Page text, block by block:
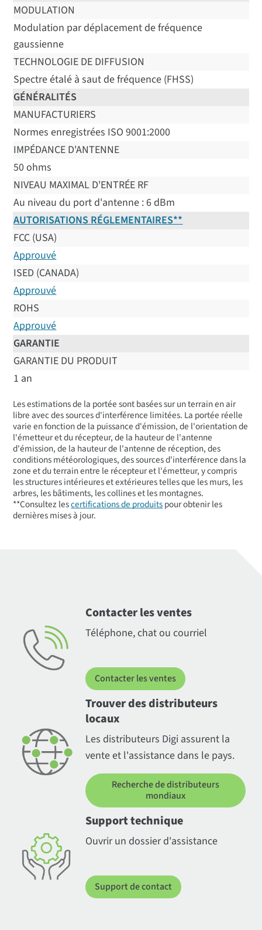
MODULATION
Modulation par déplacement de fréquence
gaussienne
TECHNOLOGIE DE DIFFUSION
Spectre étalé à saut de fréquence (FHSS)
GÉNÉRALITÉS
MANUFACTURIERS
Normes enregistrées ISO 9001:2000
IMPÉDANCE D'ANTENNE
50 ohms
NIVEAU MAXIMAL D'ENTRÉE RF
Au niveau du port d'antenne : 6 dBm
AUTORISATIONS RÉGLEMENTAIRES**
FCC (USA)
Approuvé
ISED (CANADA)
Approuvé
ROHS
Approuvé
GARANTIE
GARANTIE DU PRODUIT
1 an
Les estimations de la portée sont basées sur un terrain en air
libre avec des sources d'interférence limitées. La portée réelle
varie en fonction de la puissance d'émission, de l'orientation de
l'émetteur et du récepteur, de la hauteur de l'antenne
d'émission, de la hauteur de l'antenne de réception, des
conditions météorologiques, des sources d'interférence dans la
zone et du terrain entre le récepteur et l'émetteur, y compris
les structures intérieures et extérieures telles que les murs, les
arbres, les bâtiments, les collines et les montagnes.
**Consultez lescertifications de produitspour obtenir les
dernières mises à jour.
Contacter les ventes
Téléphone, chat ou courriel
Contacter les ventes
Trouver des distributeurs
locaux
Les distributeurs Digi assurent la
vente et l'assistance dans le pays.
Recherche de distributeurs
mondiaux
Support technique
Ouvrir un dossier d'assistance
Support de contact